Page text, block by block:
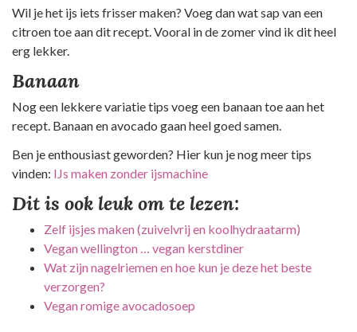
Wil je het ijs iets frisser maken? Voeg dan wat sap van een
citroen toe aan dit recept. Vooral in de zomer vind ik dit heel
erg lekker.
Banaan
Nog een lekkere variatie tips voeg een banaan toe aan het
recept. Banaan en avocado gaan heel goed samen.
Ben je enthousiast geworden? Hier kun je nog meer tips
vinden: IJs maken zonder ijsmachine
Dit is ook leuk om te lezen:
Zelf ijsjes maken (zuivelvrij en koolhydraatarm)
Vegan wellington … vegan kerstdiner
Wat zijn nagelriemen en hoe kun je deze het beste
verzorgen?
Vegan romige avocadosoep